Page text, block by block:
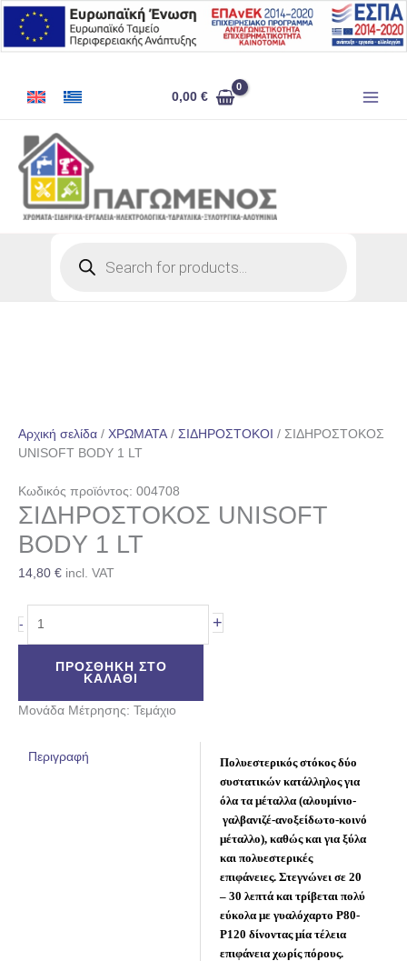
Μετάβαση
στο
περιεχόμενο
0,00€
Αρχική σελίδα / ΧΡΩΜΑΤΑ / ΣΙΔΗΡΟΣΤΟΚΟΙ / ΣΙΔΗΡΟΣΤΟΚΟΣ
UNISOFT BODY 1 LT
Κωδικός προϊόντος: 004708
ΣΙΔΗΡΟΣΤΟΚΟΣ UNISOFT
BODY 1 LT
14,80 € incl. VAT
-
UNISOFT
1
LT
ποσότητα
+
ΠΡΟΣΘΉΚΗ ΣΤΟ
ΚΑΛΆΘΙ
Μονάδα Μέτρησης: Τεμάχιο
Περιγραφή
Πολυεστερικός στόκος δύο
συστατικών κατάλληλος για
όλα τα μέταλλα (αλουμίνιο-
γαλβανιζέ-ανοξείδωτο-κοινό
μέταλλο), καθώς και για ξύλα
και πολυεστερικές
επιφάνειες. Στεγνώνει σε 20
– 30 λεπτά και τρίβεται πολύ
εύκολα με γυαλόχαρτο P80-
P120 δίνοντας μία τέλεια
επιφάνεια χωρίς πόρους.